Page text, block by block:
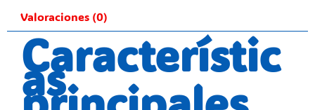
Valoraciones (0)
Característic
as